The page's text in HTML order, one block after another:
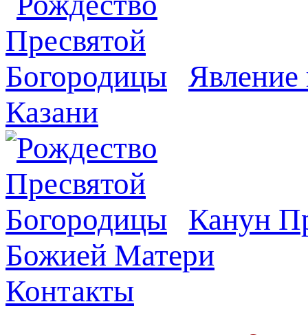
Явлeние
Казани
Канун
Божией Матери
Контакты